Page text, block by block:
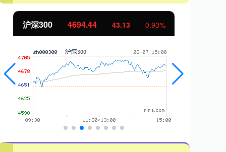
北证50 1134.24 11.37 1.01%